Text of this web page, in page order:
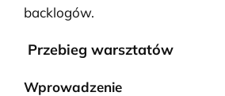
backlogów.
Przebieg warsztatów
Wprowadzenie